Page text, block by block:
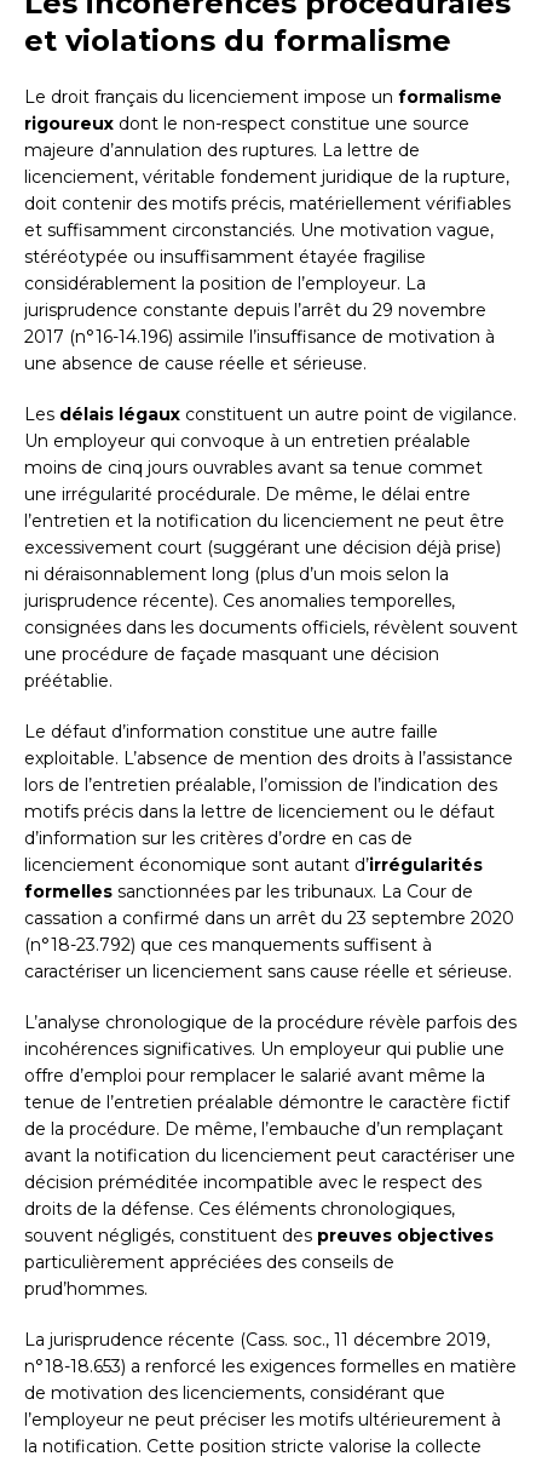
et violations du formalisme
Le droit français du licenciement impose un formalisme
rigoureux dont le non-respect constitue une source
majeure d’annulation des ruptures. La lettre de
licenciement, véritable fondement juridique de la rupture,
doit contenir des motifs précis, matériellement vérifiables
et suffisamment circonstanciés. Une motivation vague,
stéréotypée ou insuffisamment étayée fragilise
considérablement la position de l’employeur. La
jurisprudence constante depuis l’arrêt du 29 novembre
2017 (n°16-14.196) assimile l’insuffisance de motivation à
une absence de cause réelle et sérieuse.
Les délais légaux constituent un autre point de vigilance.
Un employeur qui convoque à un entretien préalable
moins de cinq jours ouvrables avant sa tenue commet
une irrégularité procédurale. De même, le délai entre
l’entretien et la notification du licenciement ne peut être
excessivement court (suggérant une décision déjà prise)
ni déraisonnablement long (plus d’un mois selon la
jurisprudence récente). Ces anomalies temporelles,
consignées dans les documents officiels, révèlent souvent
une procédure de façade masquant une décision
préétablie.
Le défaut d’information constitue une autre faille
exploitable. L’absence de mention des droits à l’assistance
lors de l’entretien préalable, l’omission de l’indication des
motifs précis dans la lettre de licenciement ou le défaut
d’information sur les critères d’ordre en cas de
licenciement économique sont autant d’irrégularités
formelles sanctionnées par les tribunaux. La Cour de
cassation a confirmé dans un arrêt du 23 septembre 2020
(n°18-23.792) que ces manquements suffisent à
caractériser un licenciement sans cause réelle et sérieuse.
L’analyse chronologique de la procédure révèle parfois des
incohérences significatives. Un employeur qui publie une
offre d’emploi pour remplacer le salarié avant même la
tenue de l’entretien préalable démontre le caractère fictif
de la procédure. De même, l’embauche d’un remplaçant
avant la notification du licenciement peut caractériser une
décision préméditée incompatible avec le respect des
droits de la défense. Ces éléments chronologiques,
souvent négligés, constituent des preuves objectives
particulièrement appréciées des conseils de
prud’hommes.
La jurisprudence récente (Cass. soc., 11 décembre 2019,
n°18-18.653) a renforcé les exigences formelles en matière
de motivation des licenciements, considérant que
l’employeur ne peut préciser les motifs ultérieurement à
la notification. Cette position stricte valorise la collecte